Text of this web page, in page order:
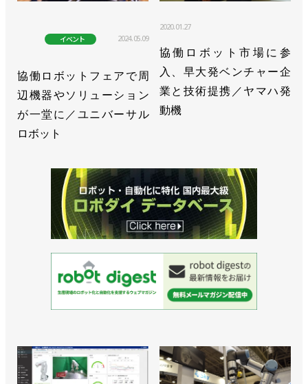
イベント 2024.05.09
協働ロボットフェアで周
辺機器やソリューション
が一堂に／ユニバーサル
ロボット
2020.01.27
協働ロボット市場に参
入、早大発ベンチャー企
業と技術提携／ヤマハ発
動機